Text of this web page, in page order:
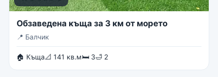
Обзаведена къща за 3 км от морето
📍 Балчик
🏠 Къща📐 141 кв.м🛏 3🛁 2